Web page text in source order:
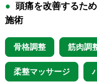
頭痛を改善するた
施術
骨格調整 筋肉調
柔整マッサージ